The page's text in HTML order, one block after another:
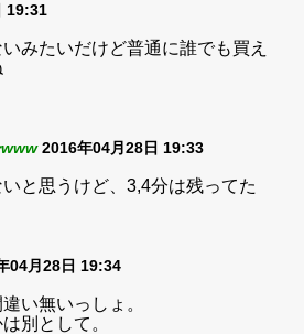
19:31
みたいだけど普通に誰でも買え
www 2016年04月28日 19:33
と思うけど、3,4分は残ってた
04月28日 19:34
い無いっしょ。
別として。